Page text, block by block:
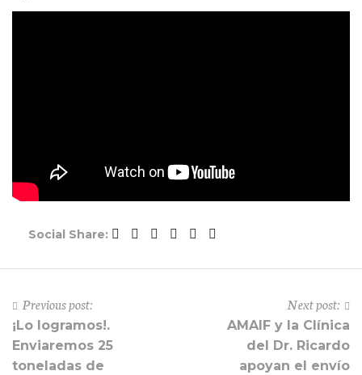
Social Share:
Previous post:
¡Lo logramos!.
Enviaremos 25
toneladas de
Next post:
AMAIF y la Clínica
del Dr. Ricardo
apoyan el envío